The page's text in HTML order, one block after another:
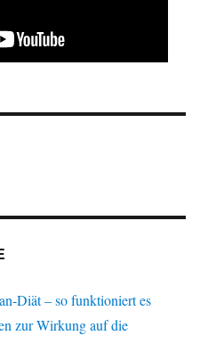
Diät – so funktioniert es
zur Wirkung auf die